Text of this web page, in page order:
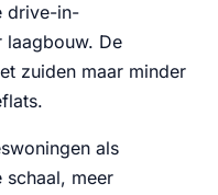
drive-in-
laagbouw. De
zuiden maar minder
als
schaal, meer